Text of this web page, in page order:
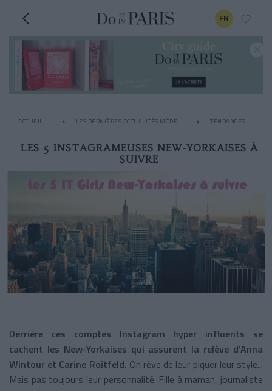
FR
ACCUEIL LES DERNIÈRES ACTUALITÉS MODE TENDANCES
LES 5 INSTAGRAMEUSES NEW-YORKAISES À
SUIVRE
Derrière ces comptes Instagram hyper influents se
cachent les New-Yorkaises qui assurent la relève d'Anna
Wintour et Carine Roitfeld. On rêve de leur piquer leur style...
Mais pas toujours leur personnalité. Fille à maman, journaliste